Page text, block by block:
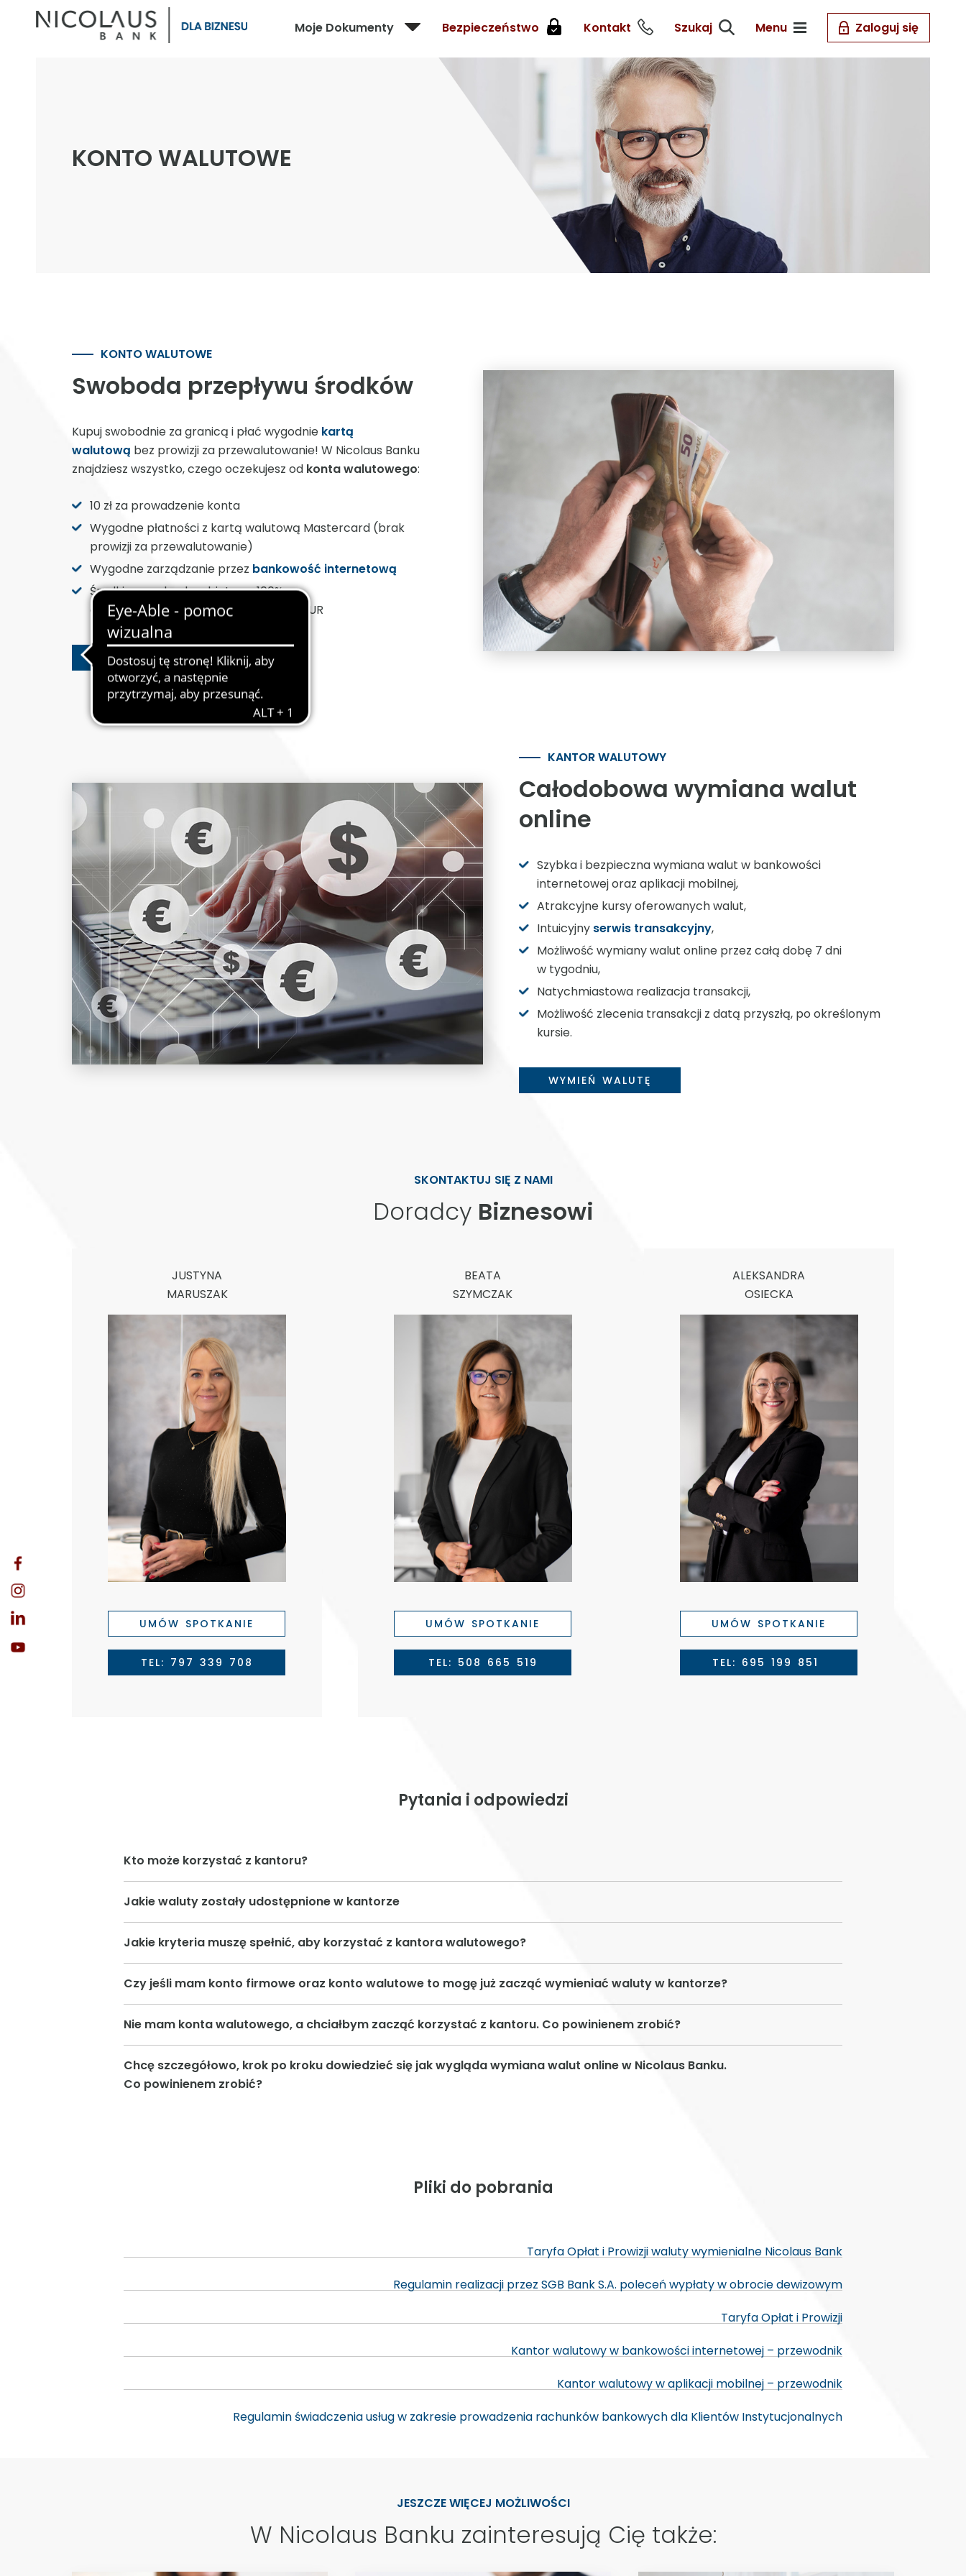
Moje Dokumenty Bezpieczeństwo Kontakt Szukaj Menu Zaloguj się
KONTO WALUTOWE
KONTO WALUTOWE
Swoboda przepływu środków
Kupuj swobodnie za granicą i płać wygodnie kartą
walutową bez prowizji za przewalutowanie! W Nicolaus Banku
znajdziesz wszystko, czego oczekujesz od konta walutowego:
10 zł za prowadzenie konta
Wygodne płatności z kartą walutową Mastercard (brak
prowizji za przewalutowanie)
Wygodne zarządzanie przez bankowość internetową
Środki na rachunku objęte są 100%
gwarancjąBFGdo wysokości 100 000 EUR
OTWÓRZ KONTO
KANTOR WALUTOWY
Całodobowa wymiana walut
online
Szybka i bezpieczna wymiana walut w bankowości
internetowej oraz aplikacji mobilnej,
Atrakcyjne kursy oferowanych walut,
Intuicyjny serwis transakcyjny,
Możliwość wymiany walut online przez całą dobę 7 dni
w tygodniu,
Natychmiastowa realizacja transakcji,
Możliwość zlecenia transakcji z datą przyszłą, po określonym
kursie.
WYMIEŃ WALUTĘ
SKONTAKTUJ SIĘ Z NAMI
Doradcy Biznesowi
JUSTYNA
MARUSZAK
UMÓW SPOTKANIE
TEL: 797 339 708
BEATA
SZYMCZAK
UMÓW SPOTKANIE
TEL: 508 665 519
ALEKSANDRA
OSIECKA
UMÓW SPOTKANIE
TEL: 695 199 851
Pytania i odpowiedzi
Kto może korzystać z kantoru?
Jakie waluty zostały udostępnione w kantorze
Jakie kryteria muszę spełnić, aby korzystać z kantora walutowego?
Czy jeśli mam konto firmowe oraz konto walutowe to mogę już zacząć wymieniać waluty w kantorze?
Nie mam konta walutowego, a chciałbym zacząć korzystać z kantoru. Co powinienem zrobić?
Chcę szczegółowo, krok po kroku dowiedzieć się jak wygląda wymiana walut online w Nicolaus Banku.
Co powinienem zrobić?
Pliki do pobrania
Taryfa Opłat i Prowizji waluty wymienialne Nicolaus Bank
Regulamin realizacji przez SGB Bank S.A. poleceń wypłaty w obrocie dewizowym
Taryfa Opłat i Prowizji
Kantor walutowy w bankowości internetowej – przewodnik
Kantor walutowy w aplikacji mobilnej – przewodnik
Regulamin świadczenia usług w zakresie prowadzenia rachunków bankowych dla Klientów Instytucjonalnych
JESZCZE WIĘCEJ MOŻLIWOŚCI
W Nicolaus Banku zainteresują Cię także: